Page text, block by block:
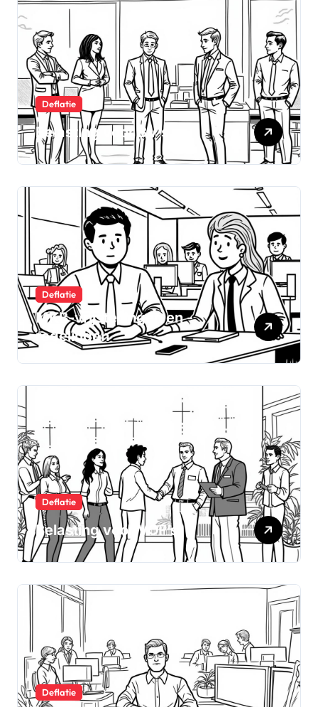
Deflatie
Belasting voor BV’s
Deflatie
MKB-vrijstellingen en -
regelingen
Deflatie
Belasting voor VOF’s
Deflatie